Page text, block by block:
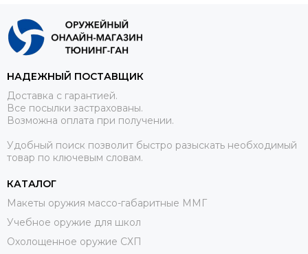
НАДЕЖНЫЙ ПОСТАВЩИК
Доставка с гарантией.
Все посылки застрахованы.
Возможна оплата при получении.
Удобный поиск позволит быстро разыскать необходимый
товар по ключевым словам.
КАТАЛОГ
Макеты оружия массо-габаритные ММГ
Учебное оружие для школ
Охолощенное оружие СХП